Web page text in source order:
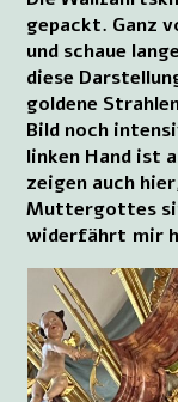
gepackt. Ganz
und schaue
diese
goldene
Bild noch
linken Hand ist
zeigen auch
Muttergottes
widerfährt mir